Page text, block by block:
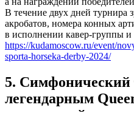
В течение двух дней турнира
акробатов, номера конных
в исполнении кавер-группы
https://kudamoscow.ru/event/
sporta-horseka-derby-2024/
5. Симфонический
легендарным